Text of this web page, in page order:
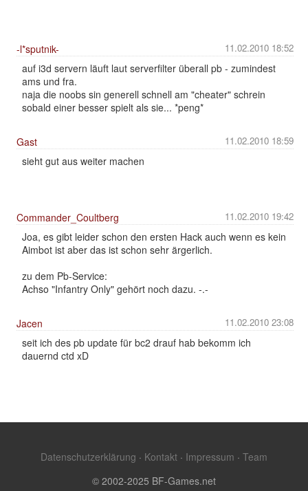
11.02.2010 18:52
-l*sputnik-
auf i3d servern läuft laut serverfilter überall pb - zumindest
ams und fra.
naja die noobs sin generell schnell am "cheater" schrein
sobald einer besser spielt als sie... *peng*
11.02.2010 18:59
Gast
sieht gut aus weiter machen
11.02.2010 19:42
Commander_Coultberg
Joa, es gibt leider schon den ersten Hack auch wenn es kein
Aimbot ist aber das ist schon sehr ärgerlich.
zu dem Pb-Service:
Achso "Infantry Only" gehört noch dazu. -.-
11.02.2010 23:08
Jacen
seit ich des pb update für bc2 drauf hab bekomm ich
dauernd ctd xD
Datenschutzerklärung · Kontakt · Impressum · Team
© 2002-2025 BF-Games.net